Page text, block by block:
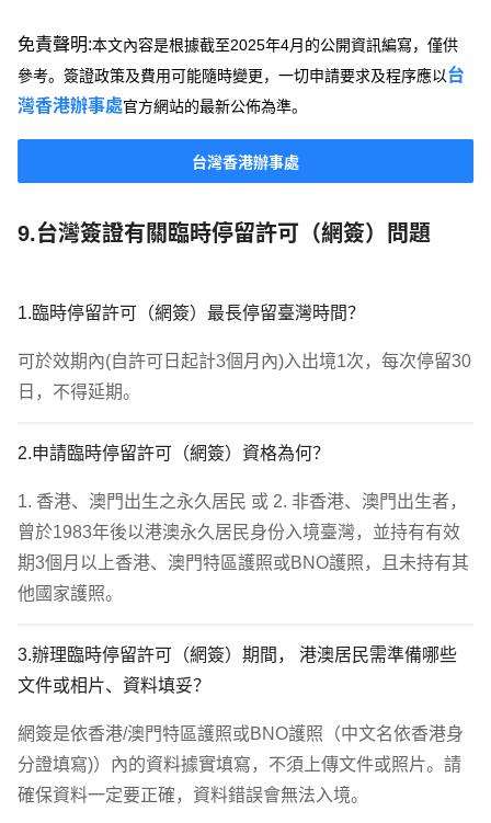
免責聲明:本文內容是根據截至2025年4月的公開資訊編寫，僅供
參考。簽證政策及費用可能隨時變更，一切申請要求及程序應以台
灣香港辦事處官方網站的最新公佈為準。
台灣香港辦事處
9.台灣簽證有關臨時停留許可（網簽）問題
1.臨時停留許可（網簽）最長停留臺灣時間？
可於效期內(自許可日起計3個月內)入出境1次，每次停留30
日，不得延期。
2.申請臨時停留許可（網簽）資格為何？
1. 香港、澳門出生之永久居民 或 2. 非香港、澳門出生者，
曾於1983年後以港澳永久居民身份入境臺灣，並持有有效
期3個月以上香港、澳門特區護照或BNO護照，且未持有其
他國家護照。
3.辦理臨時停留許可（網簽）期間， 港澳居民需準備哪些
文件或相片、資料填妥？
網簽是依香港/澳門特區護照或BNO護照（中文名依香港身
分證填寫)）內的資料據實填寫，不須上傳文件或照片。請
確保資料一定要正確，資料錯誤會無法入境。